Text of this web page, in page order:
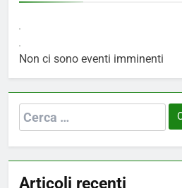
Non ci sono eventi imminenti
Ricerca
per:
Articoli recenti